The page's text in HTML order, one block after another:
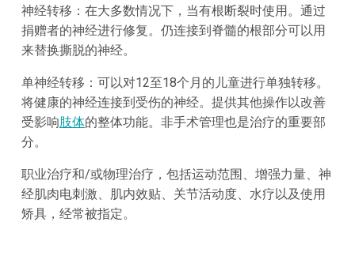
神经转移：在大多数情况下，当有根断裂时使用。通过
捐赠者的神经进行修复。仍连接到脊髓的根部分可以用
来替换撕脱的神经。
单神经转移：可以对12至18个月的儿童进行单独转移。
将健康的神经连接到受伤的神经。提供其他操作以改善
受影响肢体的整体功能。非手术管理也是治疗的重要部
分。
职业治疗和/或物理治疗，包括运动范围、增强力量、神
经肌肉电刺激、肌内效贴、关节活动度、水疗以及使用
矫具，经常被指定。